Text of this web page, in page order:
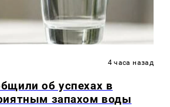
4 часа назад
об успехах в
запахом воды